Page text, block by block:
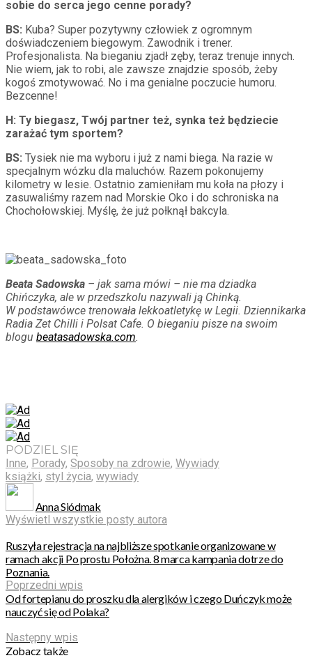
sobie do serca jego cenne porady?
BS: Kuba? Super pozytywny człowiek z ogromnym
doświadczeniem biegowym. Zawodnik i trener.
Profesjonalista. Na bieganiu zjadł zęby, teraz trenuje innych.
Nie wiem, jak to robi, ale zawsze znajdzie sposób, żeby
kogoś zmotywować. No i ma genialne poczucie humoru.
Bezcenne!
H: Ty biegasz, Twój partner też, synka też będziecie
zarażać tym sportem?
BS: Tysiek nie ma wyboru i już z nami biega. Na razie w
specjalnym wózku dla maluchów. Razem pokonujemy
kilometry w lesie. Ostatnio zamieniłam mu koła na płozy i
zasuwaliśmy razem nad Morskie Oko i do schroniska na
Chochołowskiej. Myślę, że już połknął bakcyla.
Beata Sadowska – jak sama mówi – nie ma dziadka
Chińczyka, ale w przedszkolu nazywali ją Chinką.
W podstawówce trenowała lekkoatletykę w Legii. Dziennikarka
Radia Zet Chilli i Polsat Cafe. O bieganiu pisze na swoim
blogu beatasadowska.com.
PODZIEL SIĘ
Inne, Porady, Sposoby na zdrowie, Wywiady
książki, styl życia, wywiady
Anna Siódmak
Wyświetl wszystkie posty autora
Ruszyła rejestracja na najbliższe spotkanie organizowane w
ramach akcji Po prostu Położna. 8 marca kampania dotrze do
Poznania.
Poprzedni wpis
Od fortepianu do proszku dla alergików i czego Duńczyk może
nauczyć się od Polaka?
Następny wpis
Zobacz także